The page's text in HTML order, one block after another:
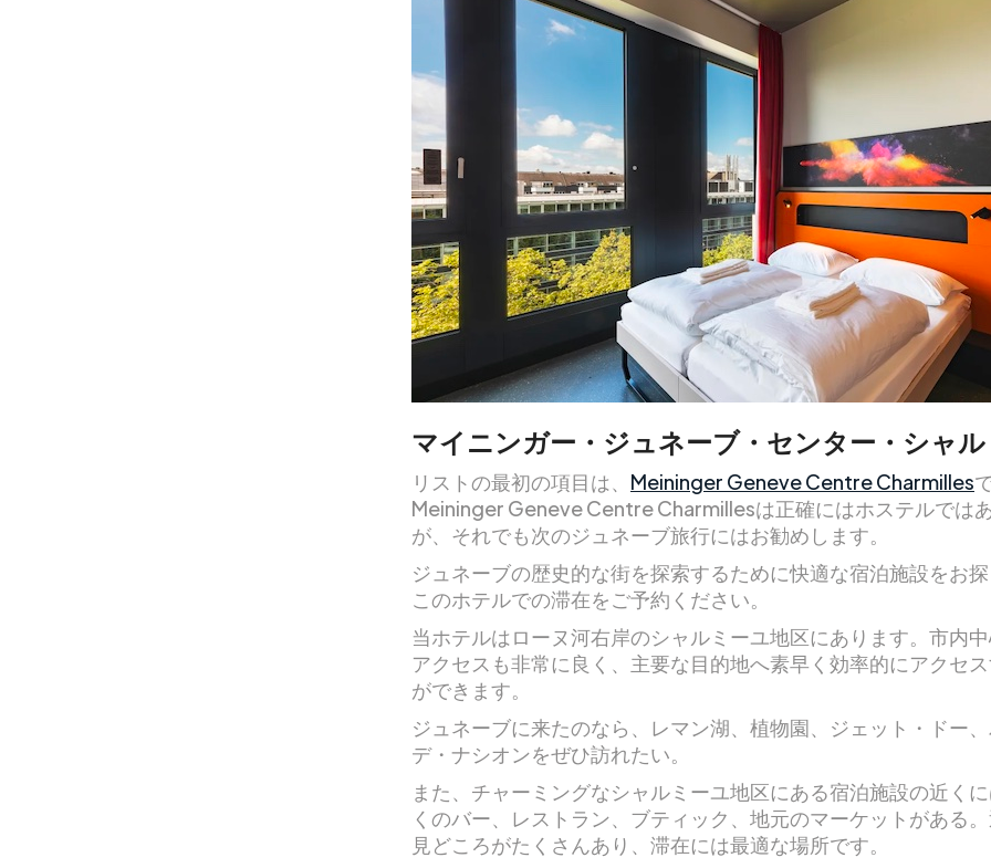
マイニンガー・ジュネーブ・センター・シャ
リストの最初の項目は、 Meininger Geneve Centre Charmilles
Meininger Geneve Centre Charmillesは正確にはホステルでは
が、それでも次のジュネーブ旅行にはお勧めします。
ジュネーブの歴史的な街を探索するために快適な宿泊施設をお
このホテルでの滞在をご予約ください。
当ホテルはローヌ河右岸のシャルミーユ地区にあります。市内
アクセスも非常に良く、主要な目的地へ素早く効率的にアクセ
ができます。
ジュネーブに来たのなら、レマン湖、植物園、ジェット・ドー
デ・ナシオンをぜひ訪れたい。
また、チャーミングなシャルミーユ地区にある宿泊施設の近く
くのバー、レストラン、ブティック、地元のマーケットがある
見どころがたくさんあり、滞在には最適な場所です。